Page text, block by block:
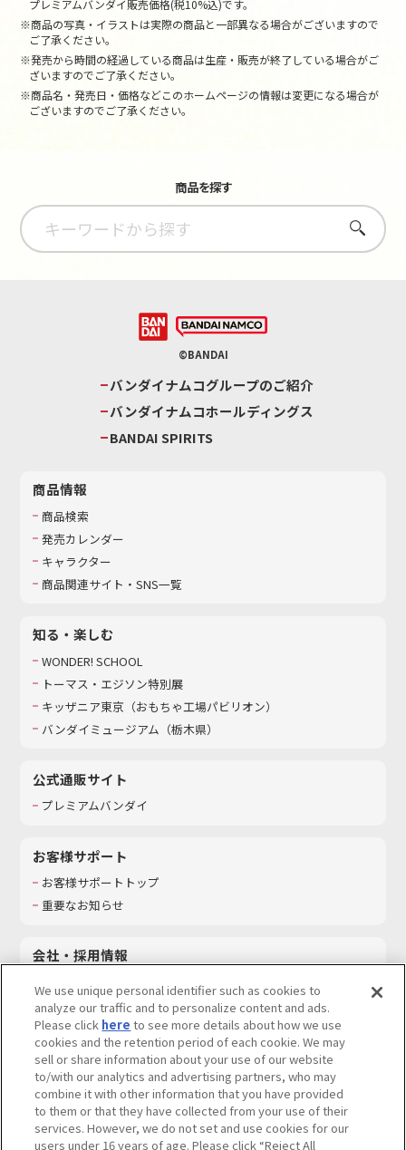
プレミアムバンダイ販売価格(税10%込)です。
※商品の写真・イラストは実際の商品と一部異なる場合がございますので
ご了承ください。
※発売から時間の経過している商品は生産・販売が終了している場合がご
ざいますのでご了承ください。
※商品名・発売日・価格などこのホームページの情報は変更になる場合が
ございますのでご了承ください。
商品を探す
さがす
©BANDAI
バンダイナムコグループのご紹介
バンダイナムコホールディングス
BANDAI SPIRITS
商品情報
商品検索
発売カレンダー
キャラクター
商品関連サイト・SNS一覧
知る・楽しむ
WONDER! SCHOOL
トーマス・エジソン特別展
キッザニア東京（おもちゃ工場パビリオン）​
バンダイミュージアム（栃木県）
公式通販サイト
プレミアムバンダイ
お客様サポート
お客様サポートトップ
重要なお知らせ
会社・採用情報
採用情報
サステナビリティ
お問い合わせ
ウェブサイトご利用条件 ソーシャルメディアポリシー
We use unique personal identifier such as cookies to
analyze our traffic and to personalize content and ads.
Please click here to see more details about how we use
cookies and the retention period of each cookie. We may
sell or share information about your use of our website
to/with our analytics and advertising partners, who may
combine it with other information that you have provided
to them or that they have collected from your use of their
services. However, we do not set and use cookies for our
users under 16 years of age. Please click “Reject All